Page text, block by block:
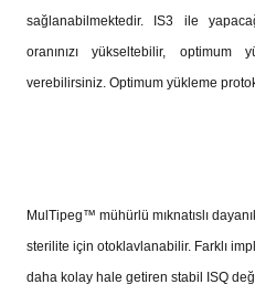
sağlanabilmektedir. IS3 ile
oranınızı yükseltebilir,
verebilirsiniz. Optimum yükleme
MulTipeg™ mühürlü mıknatıslı
sterilite için otoklavlanabilir. Farklı
daha kolay hale getiren stabil ISQ